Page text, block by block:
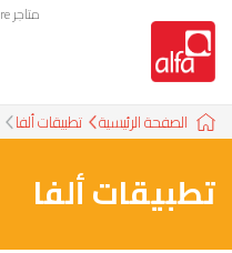
متاجر Alfa store
الصفحة الرئيسية تطبيقات ألفا
تطبيقات ألفا